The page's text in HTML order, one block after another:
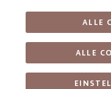
Heilemann
Trüffel Ei, 18
Praliné-Ei aus weißer
ALLE
ALLE